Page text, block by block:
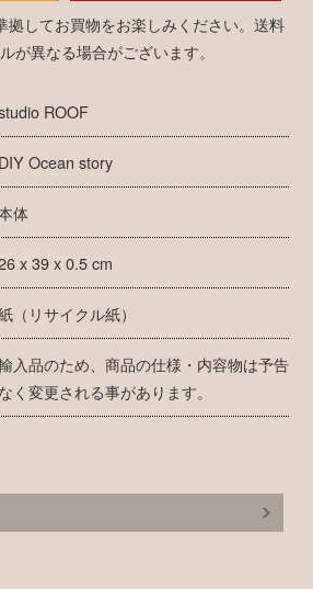
拠してお買物をお楽しみください。送料
が異なる場合がございます。
ROOF
DIY Ocean story
体
x 39 x 0.5 cm
（リサイクル紙）
入品のため、商品の仕様・内容物は予告
なく変更される事があります。